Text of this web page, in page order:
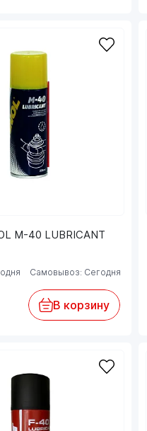
M-40 LUBRICANT
Самовывоз: Сегодня
В корзину